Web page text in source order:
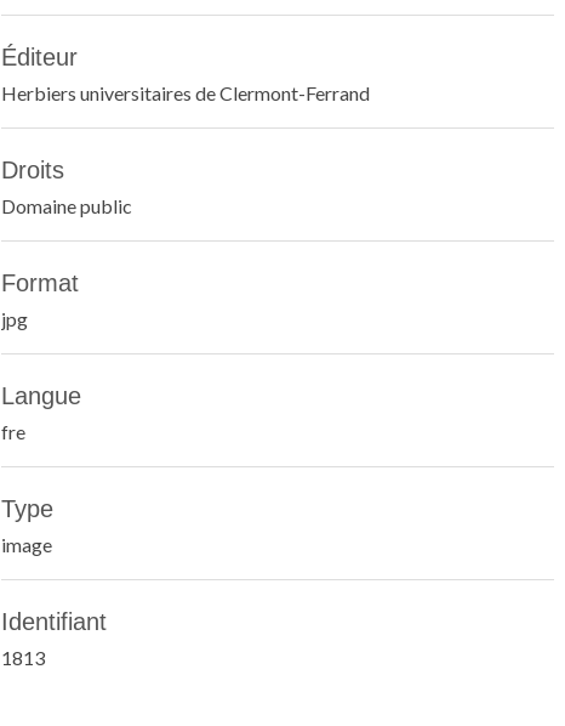
Éditeur
Herbiers universitaires de Clermont-Ferrand
Droits
Domaine public
Format
jpg
Langue
fre
Type
image
Identifiant
1813